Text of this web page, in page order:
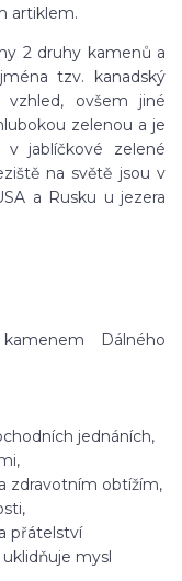
artiklem.
2 druhy kamenů a
tzv. kanadský
ovšem jiné
zelenou a je
v jablíčkové zelené
na světě jsou v
a Rusku u jezera
Dálného
jednáních,
zdravotním obtížím,
přátelství
mysl